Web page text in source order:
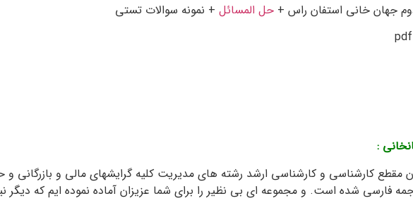
جهان خانی استفان راس + حل المسائل + نمونه سوالات تستی
:
دوم برای دانشجويان مقطع کارشناسی و کارشناسی ارشد رشته های مدیریت کلیه گرایشهای مالی و
فارسی شده است. و مجموعه ای بی نظیر را برای شما عزیزان آماده نموده ایم که دیگر